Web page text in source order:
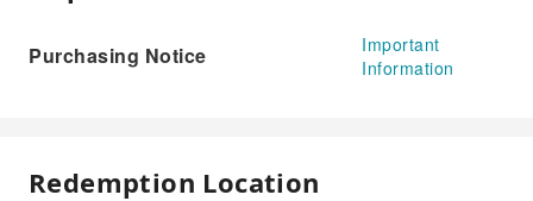
Purchasing Notice
Important
Information
Redemption Location